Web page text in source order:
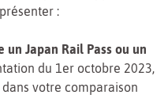
:
Japan Rail Pass ou un
du 1er octobre 2023,
votre comparaison